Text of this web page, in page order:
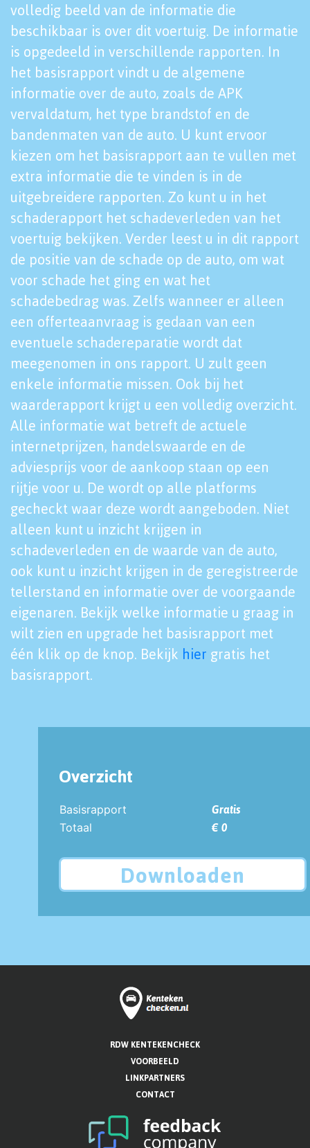
volledig beeld van de informatie die
beschikbaar is over dit voertuig. De informatie
is opgedeeld in verschillende rapporten. In
het basisrapport vindt u de algemene
informatie over de auto, zoals de APK
vervaldatum, het type brandstof en de
bandenmaten van de auto. U kunt ervoor
kiezen om het basisrapport aan te vullen met
extra informatie die te vinden is in de
uitgebreidere rapporten. Zo kunt u in het
schaderapport het schadeverleden van het
voertuig bekijken. Verder leest u in dit rapport
de positie van de schade op de auto, om wat
voor schade het ging en wat het
schadebedrag was. Zelfs wanneer er alleen
een offerteaanvraag is gedaan van een
eventuele schadereparatie wordt dat
meegenomen in ons rapport. U zult geen
enkele informatie missen. Ook bij het
waarderapport krijgt u een volledig overzicht.
Alle informatie wat betreft de actuele
internetprijzen, handelswaarde en de
adviesprijs voor de aankoop staan op een
rijtje voor u. De wordt op alle platforms
gecheckt waar deze wordt aangeboden. Niet
alleen kunt u inzicht krijgen in
schadeverleden en de waarde van de auto,
ook kunt u inzicht krijgen in de geregistreerde
tellerstand en informatie over de voorgaande
eigenaren. Bekijk welke informatie u graag in
wilt zien en upgrade het basisrapport met
één klik op de knop. Bekijk hier gratis het
basisrapport.
Overzicht
Basisrapport
Gratis
Totaal
€ 0
Downloaden
RDW KENTEKENCHECK
VOORBEELD
LINKPARTNERS
CONTACT